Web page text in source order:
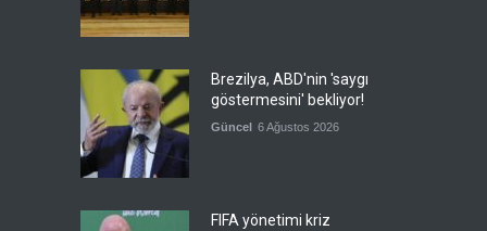
Brezilya, ABD'nin 'saygı
göstermesini' bekliyor!
Güncel 6 Ağustos 2026
FIFA yönetimi kriz